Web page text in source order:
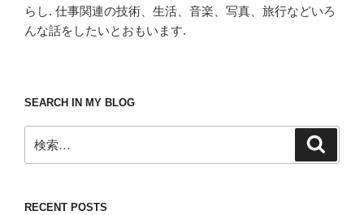
らし. 仕事関連の技術、生活、音楽、写真、旅行などいろ
んな話をしたいとおもいます.
SEARCH IN MY BLOG
索:
RECENT POSTS